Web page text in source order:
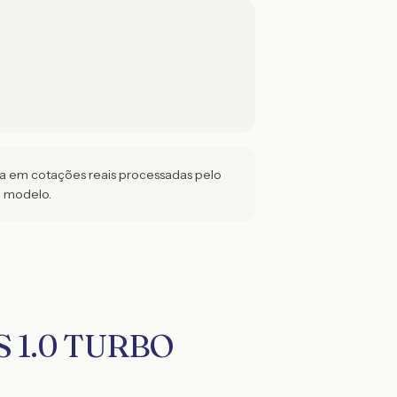
em cotações reais processadas pelo
modelo.
1.0 TURBO